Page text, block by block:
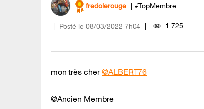
fredolerouge #TopMembre
Posté le ‎08/03/2022 7h04 1 725
mon très cher@ALBERT76
@Ancien Membre